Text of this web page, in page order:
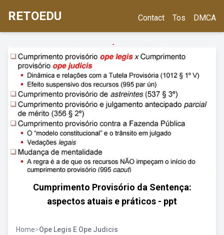
RETOEDU Contact Tos DMCA
Cumprimento Provisório da Sentença:
aspectos atuais e práticos - ppt
Home>Ope Legis E Ope Judicis